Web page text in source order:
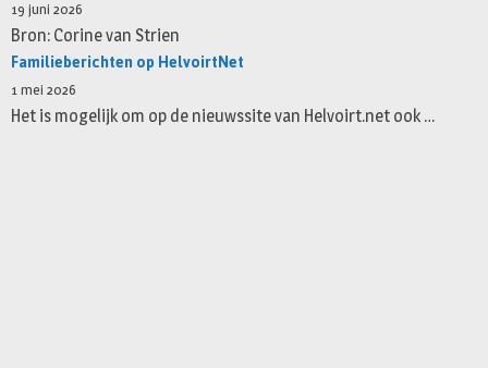
19 juni 2026
Bron: Corine van Strien
Familieberichten op HelvoirtNet
1 mei 2026
Het is mogelijk om op de nieuwssite van Helvoirt.net ook …